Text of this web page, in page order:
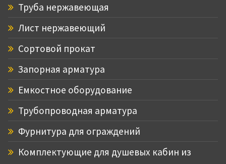
Труба нержавеющая
Лист нержавеющий
Сортовой прокат
Запорная арматура
Емкостное оборудование
Трубопроводная арматура
Фурнитура для ограждений
Комплектующие для душевых кабин из